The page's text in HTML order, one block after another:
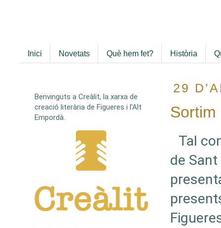
Inici Novetats Què hem fet? Història
29
Sortim
Tal
de
Benvinguts a Creàlit, la xarxa de
creació literària de Figueres i l'Alt
Empordà.